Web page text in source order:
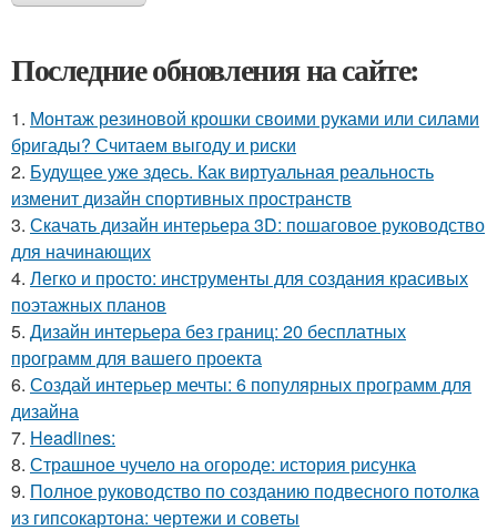
Последние обновления на сайте:
1. Монтаж резиновой крошки своими руками или силами
бригады? Считаем выгоду и риски
2. Будущее уже здесь. Как виртуальная реальность
изменит дизайн спортивных пространств
3. Скачать дизайн интерьера 3D: пошаговое руководство
для начинающих
4. Легко и просто: инструменты для создания красивых
поэтажных планов
5. Дизайн интерьера без границ: 20 бесплатных
программ для вашего проекта
6. Создай интерьер мечты: 6 популярных программ для
дизайна
7. Headlines:
8. Страшное чучело на огороде: история рисунка
9. Полное руководство по созданию подвесного потолка
из гипсокартона: чертежи и советы